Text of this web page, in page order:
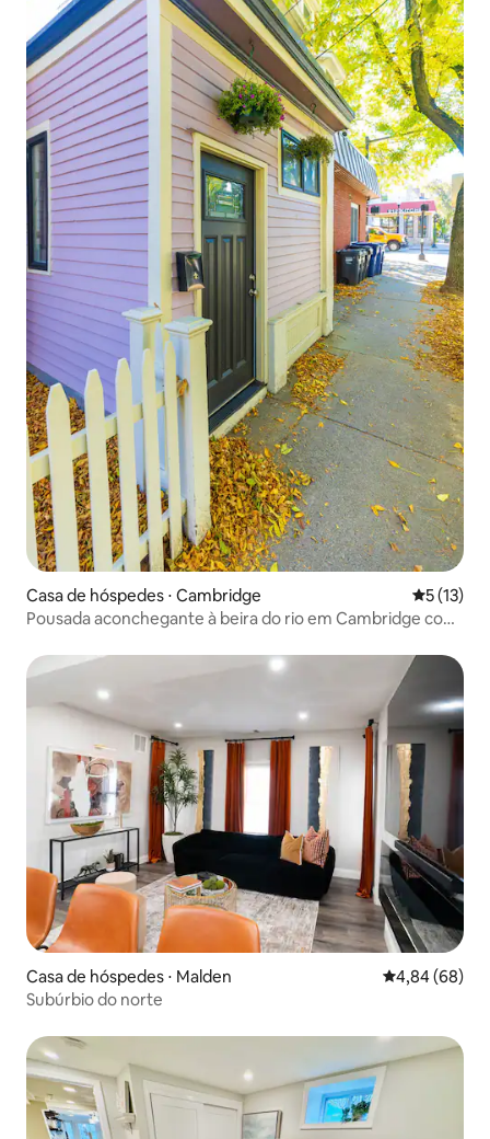
Casa de hóspedes ⋅ Cambridge 5 de uma
5 (13)
Pousada aconchegante à beira do rio em Cambridge com
Casa de hóspedes ⋅ Malden 4,84 de uma
4,84 (68)
Subúrbio do norte